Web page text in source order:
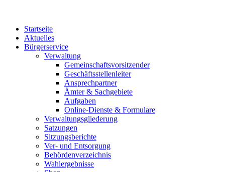
Startseite
Aktuelles
Bürgerservice
Verwaltung
Gemeinschaftsvorsitzender
Geschäftsstellenleiter
Ansprechpartner
Ämter & Sachgebiete
Aufgaben
Online-Dienste & Formulare
Verwaltungsgliederung
Satzungen
Sitzungsberichte
Ver- und Entsorgung
Behördenverzeichnis
Wahlergebnisse